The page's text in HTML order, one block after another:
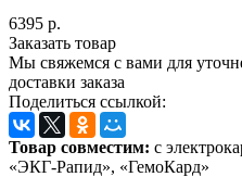
6395 р.
Заказать товар
Мы свяжемся с вами для
доставки заказа
Поделиться ссылкой:
Товар совместим: с
«ЭКГ-Рапид», «ГемоКард»